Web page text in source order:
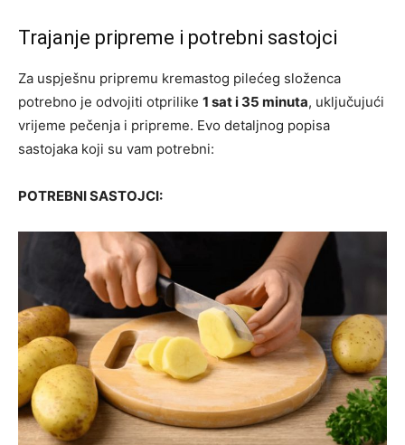
Trajanje pripreme i potrebni sastojci
Za uspješnu pripremu kremastog pilećeg složenca
potrebno je odvojiti otprilike 1 sat i 35 minuta, uključujući
vrijeme pečenja i pripreme. Evo detaljnog popisa
sastojaka koji su vam potrebni:
POTREBNI SASTOJCI: